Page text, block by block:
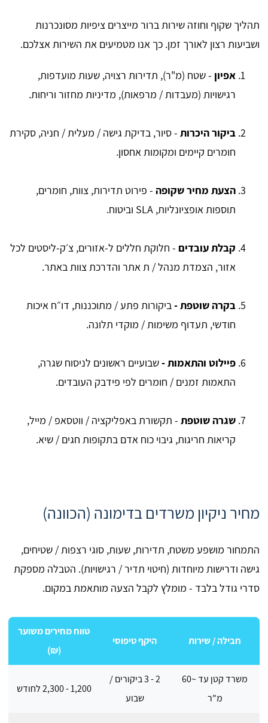
תהליך שקוף וחוזה שירות ברור מייצרים ציפיות מסונכרנות
ושביעות רצון לאורך זמן. כך אנו מטמיעים את השירות אצלכם.
אפיון - שטח (מ"ר), תדירות רצויה, שעות מועדפות,
רגישויות (מעבדות / מרפאות), מדיניות מחזור וריחות.
ביקור היכרות - סיור, בדיקת גישה / מעלית / חניה, סקירת
חומרים קיימים ומקומות אחסון.
הצעת מחיר שקופה - פירוט תדירות, צוות, חומרים,
תוספות אופציונליות, SLA וביטוח.
קבלת עובדים - חלוקת חללים ל-אזורים, צ׳ק-ליסטים לכל
אזור, הצמדת מנהל / ת אתר והדרכת צוות באתר.
בקרה שוטפת -ביקורות פתע / מתוכננות, דו״ח איכות
חודשי, תעדוף משימות / מוקדי תלונה.
פיילוט והתאמות -שבועיים ראשונים לניסוח שגרה,
התאמות זמנים / חומרים לפי פידבק העובדים.
שגרה שוטפת - תקשורת באפליקציה / ווטסאפ / מייל,
קריאות חריגות, גיבוי כוח אדם בתקופות חגים / שיא.
מחיר ניקיון משרדים בדימונה (הכוונה)
התמחור מושפע משטח, תדירות, שעות, סוגי רצפות / שטיחים,
גישה ודרישות מיוחדות (חיטוי תדיר / רגישויות). הטבלה מספקת
סדרי גודל בלבד - מומלץ לקבל הצעה מותאמת במקום.
חבילה / שירות היקף טיפוסי
טווח מחירים משוער
(₪)
משרד קטן עד ~60
מ"ר
2 - 3 ביקורים /
שבוע
1,200 - 2,300 לחודש